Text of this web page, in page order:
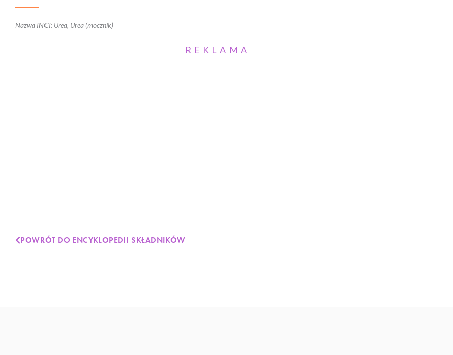
Nazwa INCI: Urea, Urea (mocznik)
REKLAMA
POWRÓT DO ENCYKLOPEDII SKŁADNIKÓW